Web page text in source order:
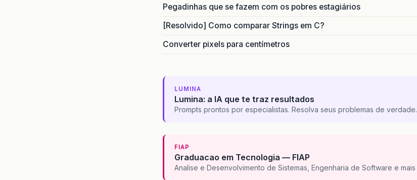
Pegadinhas que se fazem com os pobres estagiários
[Resolvido] Como comparar Strings em C?
Converter pixels para centímetros
LUMINA
Lumina: a IA que te traz resultados
Prompts prontos por especialistas. Resolva seus problemas de verdade.
FIAP
Graduacao em Tecnologia — FIAP
Analise e Desenvolvimento de Sistemas, Engenharia de Software e mais